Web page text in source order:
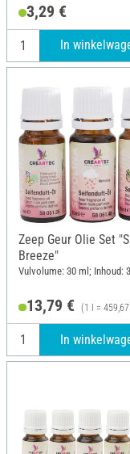
3,29 €
In
Zeep Geur Olie Set
Breeze"
Vulvolume: 30 ml; Inhoud:
13,79 € (1 l =
In